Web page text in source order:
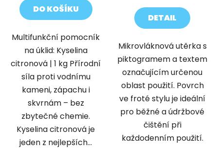
DO KOŠÍKU
Multifunkční pomocník
na úklid: Kyselina
citronová | 1 kg Přírodní
síla proti vodnímu
kameni, zápachu i
skvrnám – bez
zbytečné chemie.
Kyselina citronová je
jeden z nejlepších...
DETAIL
Mikrovláknová utěrka s
piktogramem a textem
označujícím určenou
oblast použití. Povrch
ve froté stylu je ideální
pro běžné a údržbové
čištění při
každodenním použití.